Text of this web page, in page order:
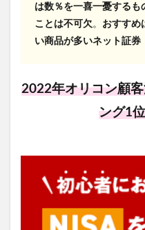
は数％を一喜一憂するも
ことは不可欠。 おすすめ
い商品が多いネット証券
2022年オリコン顧
ング1